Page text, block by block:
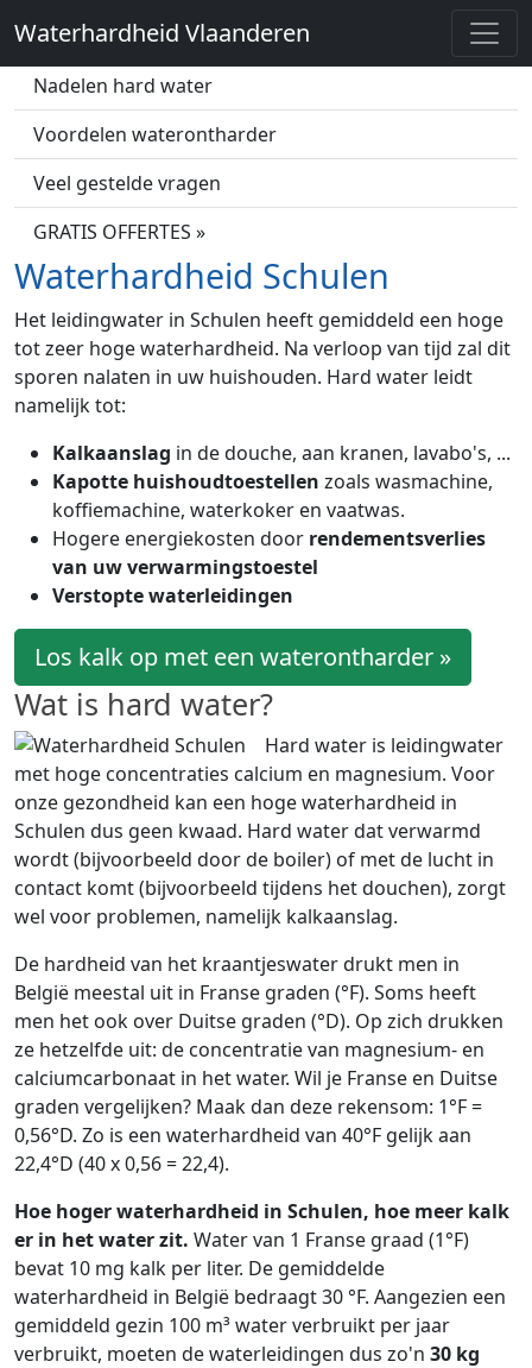
Waterhardheid Vlaanderen
Wat is hard water?
Nadelen hard water
Voordelen waterontharder
Veel gestelde vragen
GRATIS OFFERTES »
Waterhardheid Schulen
Het leidingwater in Schulen heeft gemiddeld een hoge
tot zeer hoge waterhardheid. Na verloop van tijd zal dit
sporen nalaten in uw huishouden. Hard water leidt
namelijk tot:
Kalkaanslag in de douche, aan kranen, lavabo's, ...
Kapotte huishoudtoestellen zoals wasmachine,
koffiemachine, waterkoker en vaatwas.
Hogere energiekosten door rendementsverlies
van uw verwarmingstoestel
Verstopte waterleidingen
Los kalk op met een waterontharder »
Wat is hard water?
Hard water is leidingwater
met hoge concentraties calcium en magnesium. Voor
onze gezondheid kan een hoge waterhardheid in
Schulen dus geen kwaad. Hard water dat verwarmd
wordt (bijvoorbeeld door de boiler) of met de lucht in
contact komt (bijvoorbeeld tijdens het douchen), zorgt
wel voor problemen, namelijk kalkaanslag.
De hardheid van het kraantjeswater drukt men in
België meestal uit in Franse graden (°F). Soms heeft
men het ook over Duitse graden (°D). Op zich drukken
ze hetzelfde uit: de concentratie van magnesium- en
calciumcarbonaat in het water. Wil je Franse en Duitse
graden vergelijken? Maak dan deze rekensom: 1°F =
0,56°D. Zo is een waterhardheid van 40°F gelijk aan
22,4°D (40 x 0,56 = 22,4).
Hoe hoger waterhardheid in Schulen, hoe meer kalk
er in het water zit. Water van 1 Franse graad (1°F)
bevat 10 mg kalk per liter. De gemiddelde
waterhardheid in België bedraagt 30 °F. Aangezien een
gemiddeld gezin 100 m³ water verbruikt per jaar
verbruikt, moeten de waterleidingen dus zo'n 30 kg